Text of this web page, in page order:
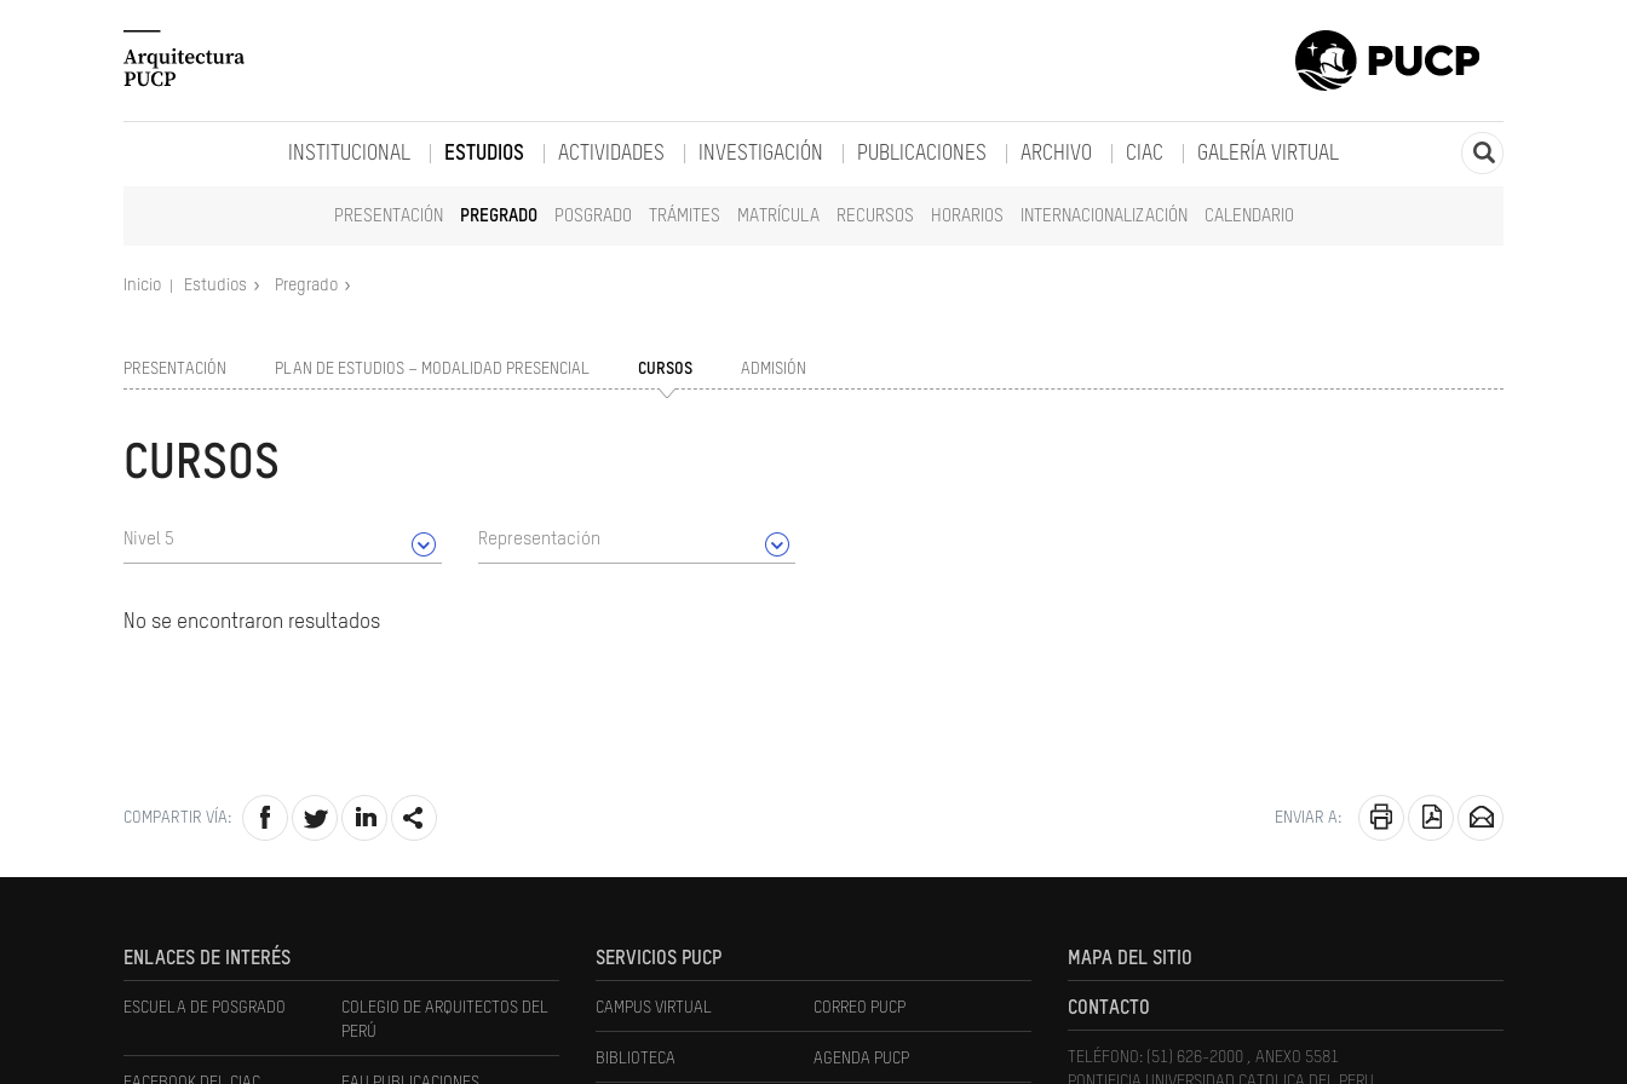
INSTITUCIONAL ESTUDIOS
PRESENTACIÓN PREGRADO POSGRADO TRÁMITES MATRÍCULA RECURSOS HORARIOS INTERNACIONALIZACIÓN CALENDARIO
ACTIVIDADES INVESTIGACIÓN PUBLICACIONES ARCHIVO CIAC GALERÍA VIRTUAL
Inicio Estudios Pregrado
PRESENTACIÓN PLAN DE ESTUDIOS – MODALIDAD PRESENCIAL CURSOS ADMISIÓN
CURSOS
Nivel 5 Representación
No se encontraron resultados
COMPARTIR VÍA: ENVIAR A:
ENLACES DE INTERÉS
ESCUELA DE POSGRADO
COLEGIO DE ARQUITECTOS DEL
PERÚ
SERVICIOS PUCP
CAMPUS VIRTUAL CORREO PUCP
BIBLIOTECA AGENDA PUCP
MAPA DEL SITIO
CONTACTO
TELÉFONO: (51) 626-2000 , ANEXO 5581